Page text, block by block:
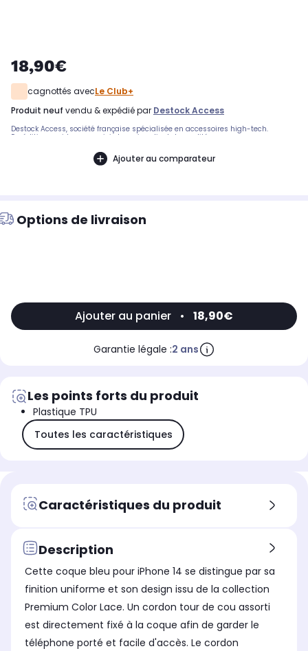
18,90€
cagnottés avecLe Club+
produit neuf vendu & expédié par Destock Access
Destock Access, société française spécialisée en accessoires high-tech.
Expédition rapide avec suivi et service client de qualité.
Ajouter au comparateur
Options de livraison
Ajouter au panier • 18,90€
Garantie légale :2 ans
Les points forts du produit
Plastique TPU
Toutes les caractéristiques
Caractéristiques du produit
Description
Cette coque bleu pour iPhone 14 se distingue par sa
finition uniforme et son design issu de la collection
Premium Color Lace. Un cordon tour de cou assorti
est directement fixé à la coque afin de garder le
téléphone porté et facile d'accès. Le cordon